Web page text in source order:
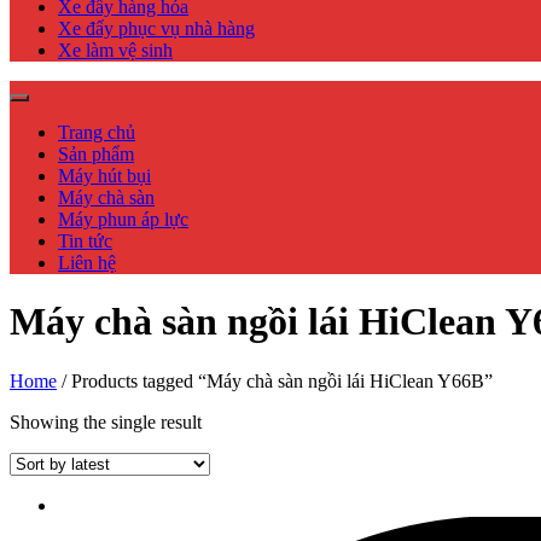
Xe đẩy hàng hóa
Xe đẩy phục vụ nhà hàng
Xe làm vệ sinh
Trang chủ
Sản phẩm
Máy hút bụi
Máy chà sàn
Máy phun áp lực
Tin tức
Liên hệ
Máy chà sàn ngồi lái HiClean
Home / Products tagged “Máy chà sàn ngồi lái HiClean Y66B”
Showing the single result